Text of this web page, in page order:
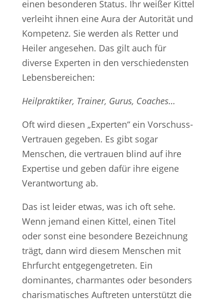
einen besonderen Status. Ihr weißer Kittel
verleiht ihnen eine Aura der Autorität und
Kompetenz. Sie werden als Retter und
Heiler angesehen. Das gilt auch für
diverse Experten in den verschiedensten
Lebensbereichen:
Heilpraktiker, Trainer, Gurus, Coaches…
Oft wird diesen „Experten“ ein Vorschuss-
Vertrauen gegeben. Es gibt sogar
Menschen, die vertrauen blind auf ihre
Expertise und geben dafür ihre eigene
Verantwortung ab.
Das ist leider etwas, was ich oft sehe.
Wenn jemand einen Kittel, einen Titel
oder sonst eine besondere Bezeichnung
trägt, dann wird diesem Menschen mit
Ehrfurcht entgegengetreten. Ein
dominantes, charmantes oder besonders
charismatisches Auftreten unterstützt die